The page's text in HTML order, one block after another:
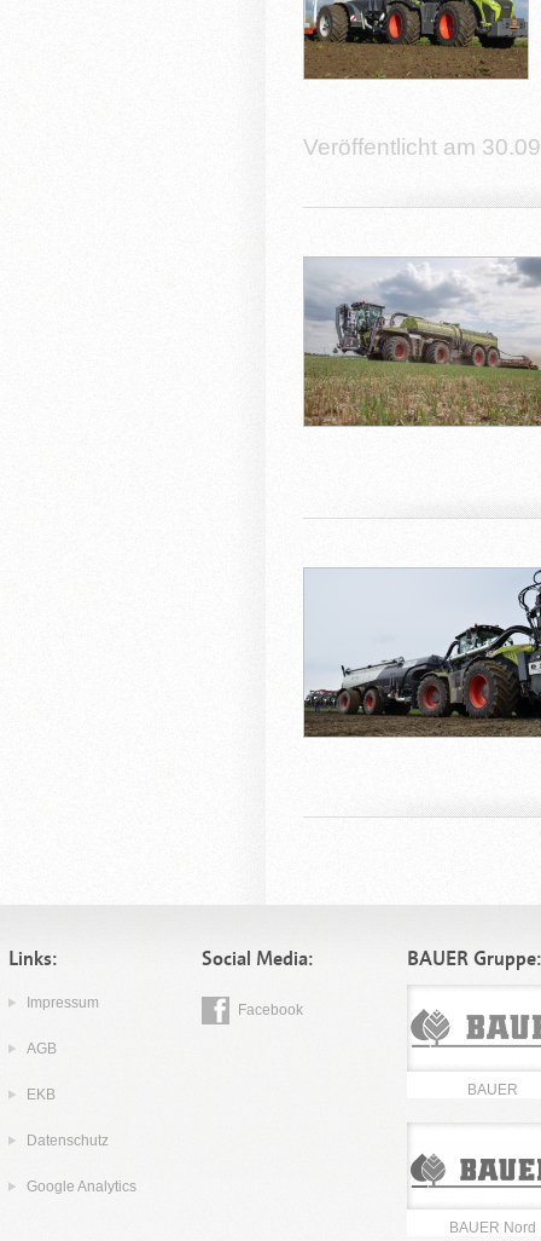
Veröffentlicht am
Links:
Impressum
AGB
EKB
Datenschutz
Google Analytics
Social Media:
Facebook
BAUER Gruppe:
BAUER
BAUER Nord